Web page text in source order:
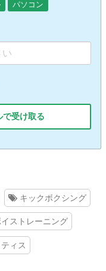
パソコン
受け取る
キックボクシング
イストレーニング
ィス